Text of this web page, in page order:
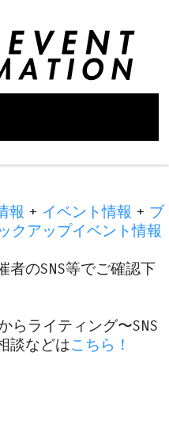
報 + イベント情報 + ブ
クアップイベント情報
のSNS等でご確認下
ライティング〜SNS
談などはこちら！